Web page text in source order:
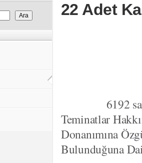
22 Adet
6192 sayılı
Teminatlar
Donanımına
Bulunduğuna